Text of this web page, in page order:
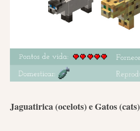
Jaguatirica (ocelots) e Gatos (cats)